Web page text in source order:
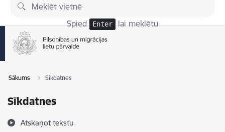
Pāriet uz lapas saturu
Spied Enter lai meklētu
Sākums Sīkdatnes
Sīkdatnes
Atskaņot tekstu